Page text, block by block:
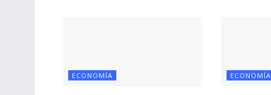
ECONOMÍA ECONOMÍA